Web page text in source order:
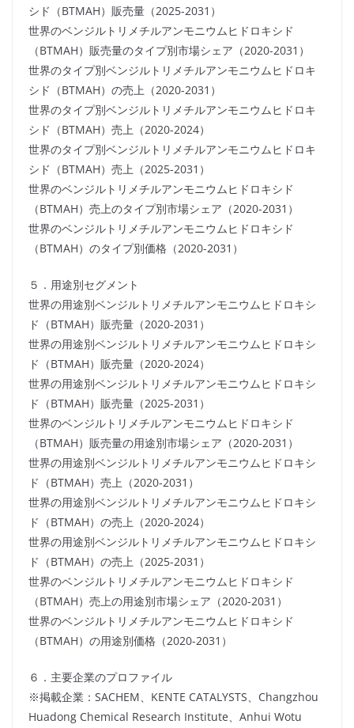
シド（BTMAH）販売量（2025-2031）
世界のベンジルトリメチルアンモニウムヒドロキシド
（BTMAH）販売量のタイプ別市場シェア（2020-2031）
世界のタイプ別ベンジルトリメチルアンモニウムヒドロキ
シド（BTMAH）の売上（2020-2031）
世界のタイプ別ベンジルトリメチルアンモニウムヒドロキ
シド（BTMAH）売上（2020-2024）
世界のタイプ別ベンジルトリメチルアンモニウムヒドロキ
シド（BTMAH）売上（2025-2031）
世界のベンジルトリメチルアンモニウムヒドロキシド
（BTMAH）売上のタイプ別市場シェア（2020-2031）
世界のベンジルトリメチルアンモニウムヒドロキシド
（BTMAH）のタイプ別価格（2020-2031）
５．用途別セグメント
世界の用途別ベンジルトリメチルアンモニウムヒドロキシ
ド（BTMAH）販売量（2020-2031）
世界の用途別ベンジルトリメチルアンモニウムヒドロキシ
ド（BTMAH）販売量（2020-2024）
世界の用途別ベンジルトリメチルアンモニウムヒドロキシ
ド（BTMAH）販売量（2025-2031）
世界のベンジルトリメチルアンモニウムヒドロキシド
（BTMAH）販売量の用途別市場シェア（2020-2031）
世界の用途別ベンジルトリメチルアンモニウムヒドロキシ
ド（BTMAH）売上（2020-2031）
世界の用途別ベンジルトリメチルアンモニウムヒドロキシ
ド（BTMAH）の売上（2020-2024）
世界の用途別ベンジルトリメチルアンモニウムヒドロキシ
ド（BTMAH）の売上（2025-2031）
世界のベンジルトリメチルアンモニウムヒドロキシド
（BTMAH）売上の用途別市場シェア（2020-2031）
世界のベンジルトリメチルアンモニウムヒドロキシド
（BTMAH）の用途別価格（2020-2031）
６．主要企業のプロファイル
※掲載企業：SACHEM、KENTE CATALYSTS、Changzhou
Huadong Chemical Research Institute、Anhui Wotu